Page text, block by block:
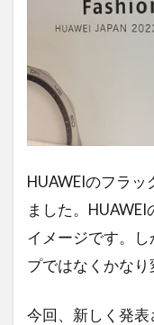
HUAWEIのフラ
ました。
イメージです。
プではなくかなり
今回、新しく発表